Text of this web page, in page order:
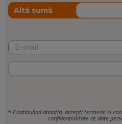
Altă sumă
* Continuând donația, accepți termenii si
confidențialitate ce date